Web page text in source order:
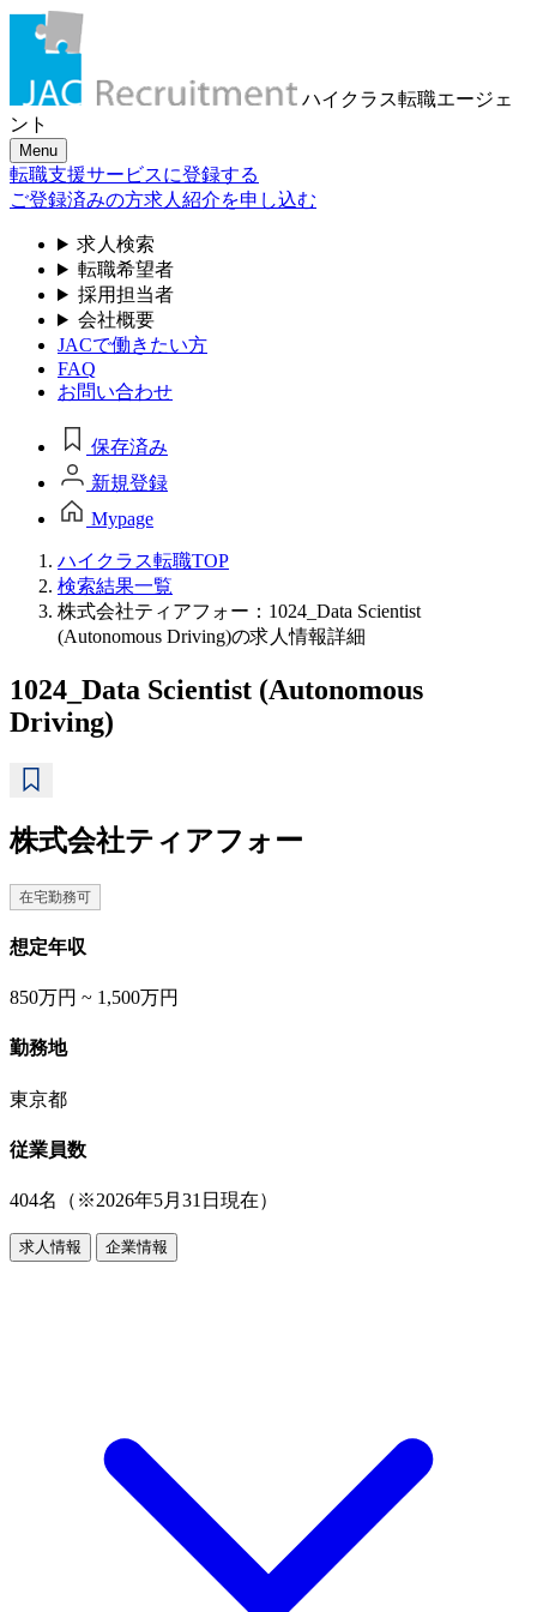
ハイクラス転職エージェ
ント
Menu
転職支援サービスに登録する
ご登録済みの方求人紹介を申し込む
求人検索
転職希望者
採用担当者
会社概要
JACで働きたい方
FAQ
お問い合わせ
保存済み
新規登録
Mypage
ハイクラス転職TOP
検索結果一覧
株式会社ティアフォー：1024_Data Scientist
(Autonomous Driving)の求人情報詳細
1024_Data Scientist (Autonomous
Driving)
株式会社ティアフォー
在宅勤務可
想定年収
850万円 ~ 1,500万円
勤務地
東京都
従業員数
404名（※2026年5月31日現在）
求人情報 企業情報